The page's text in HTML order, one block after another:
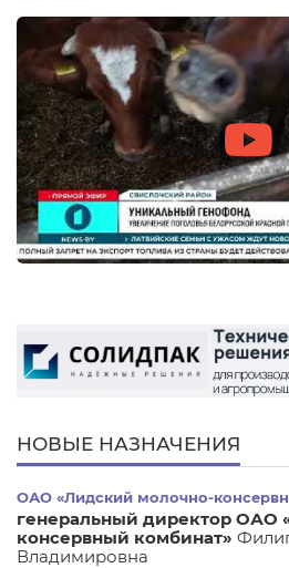
НОВЫЕ НАЗНАЧЕНИЯ
ОАО «Лидский молочно-
генеральный директор ОАО
консервный комбинат»
Владимировна